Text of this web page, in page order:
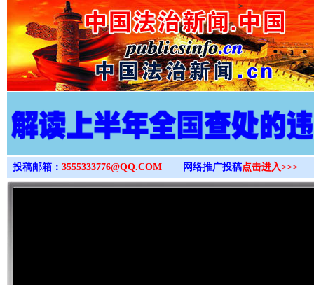
>
投稿邮箱： 3555333776@QQ.COM 网络推广投稿点击进入>>>